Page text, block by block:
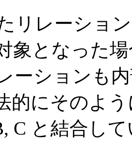
リレーショ
象となった
ーションも
的にそのよ
C と結合し